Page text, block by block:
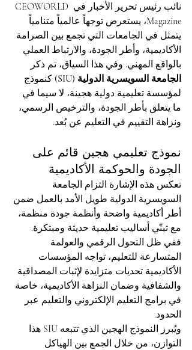
نائب رئيس تحرير الأخبار في CEOWORLD
Magazine، يستعرض توجهاً عالمياً متنامياً
يتمثل في الجامعات التي تجمع بين الصرامة
الأكاديمية، وأطر الجودة، والارتباط العملي
بالواقع المهني. وفي هذا السياق، تم ذكر
الجامعة السويسرية الدولية (SIU)
كنموذج
لمؤسسة تعليمية دولية هجينة، لا سيما في
ما يتعلق بأطر الجودة، والترخيص الرسمي،
ونزاهة التقييم في التعليم عن بُعد.
نموذج تعليمي هجين قائم على
الجودة والحوكمة الأكاديمية
تعكس هذه الإشارة التزام الجامعة
السويسرية الدولية طويل الأمد بالعمل ضمن
أطر أكاديمية واضحة وأنظمة جودة منظمة،
مع تبنّي أساليب تعليمية حديثة ومبتكرة.
ففي ظل التحول الرقمي والعولمة
المتسارعة للتعليم، تواجه المؤسسات
الأكاديمية تحديات متزايدة لإثبات المصداقية
والشفافية وضمان النزاهة الأكاديمية، خاصة
في برامج التعليم الإلكتروني والتعليم عبر
الحدود.
ويُبرز النموذج الهجين الذي تتبعه SIU هذا
التوازن، من خلال الجمع بين الهياكل